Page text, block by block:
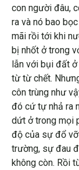
con người đâu,
ra và nó bao
mãi rồi tới khi
bị nhốt ở trong
lẫn với bụi đất ở
từ từ chết.
côn trùng như
đó cứ tự nhả ra
dứt ở trong mọi
độ của sự đổ
trường, sự đau
không còn. Rồi